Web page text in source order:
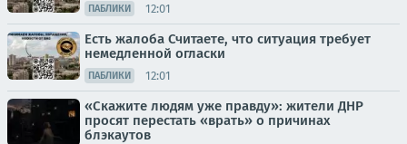
ПАБЛИКИ 12:01
Есть жалоба Считаете, что ситуация требует
немедленной огласки
ПАБЛИКИ 12:01
«Скажите людям уже правду»: жители ДНР
просят перестать «врать» о причинах
блэкаутов